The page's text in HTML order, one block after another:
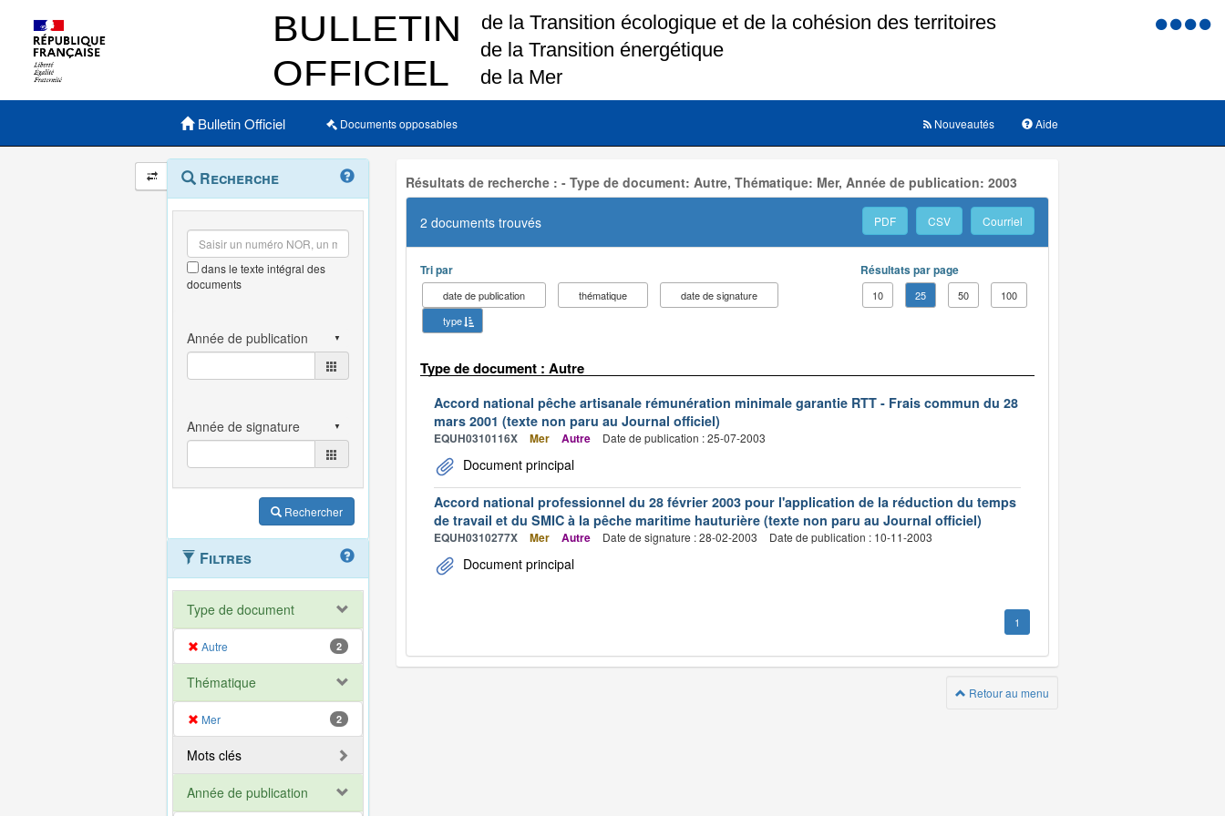
Menu
Menu principal
Bulletin Officiel Documents opposables Aide
Nouveautés
Navigation
et
outils
annexes
Menu
contextuel
Recherche
dans le texte intégral des
documents
Rechercher
Filtres
Type de document
Autre 2
Thématique
Mer 2
Mots clés
Année de publication
Résultats de recherche : - Type de document: Autre, Thématique: Mer, Année de publication: 2003
2 documents trouvés PDF CSV Courriel
Tri par
date de publication thématique
date de signature
type
Résultats par page
10 25 50 100
Type de document : Autre
Accord national pêche artisanale rémunération minimale garantie RTT - Frais commun du 28
mars 2001 (texte non paru au Journal officiel)
EQUH0310116X Mer Autre Date de publication : 25-07-2003
Document principal
Accord national professionnel du 28 février 2003 pour l'application de la réduction du temps
de travail et du SMIC à la pêche maritime hauturière (texte non paru au Journal officiel)
EQUH0310277X Mer Autre Date de signature : 28-02-2003 Date de publication : 10-11-2003
Document principal
1
Retour au menu